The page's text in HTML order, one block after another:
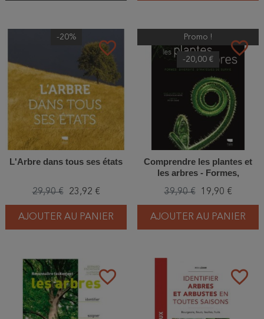
favorite_border
-20%
L'Arbre dans tous ses états
29,90 € 23,92 €
AJOUTER AU PANIER
favorite_border
Promo !
-20,00 €
Comprendre les plantes et
les arbres - Formes,
39,90 € 19,90 €
AJOUTER AU PANIER
favorite_border favorite_border